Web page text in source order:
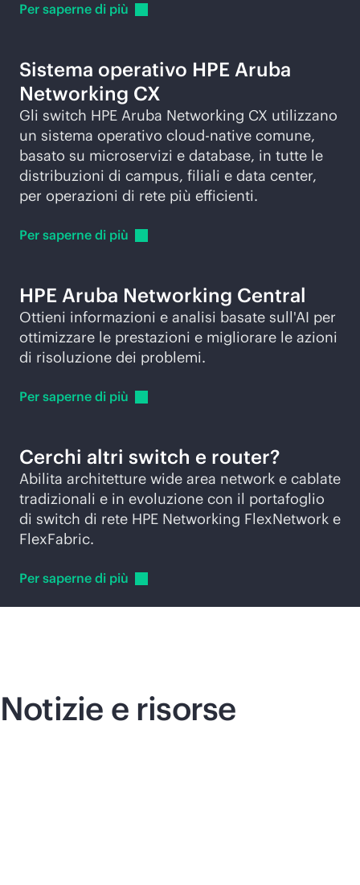
Per saperne di più
Sistema operativo HPE Aruba
Networking CX
Gli switch HPE Aruba Networking CX utilizzano
un sistema operativo cloud-native comune,
basato su microservizi e database, in tutte le
distribuzioni di campus, filiali e data center,
per operazioni di rete più efficienti.
Per saperne di più
HPE Aruba Networking Central
Ottieni informazioni e analisi basate sull'AI per
ottimizzare le prestazioni e migliorare le azioni
di risoluzione dei problemi.
Per saperne di più
Cerchi altri switch e router?
Abilita architetture wide area network e cablate
tradizionali e in evoluzione con il portafoglio
di switch di rete HPE Networking FlexNetwork e
FlexFabric.
Per saperne di più
Notizie e risorse